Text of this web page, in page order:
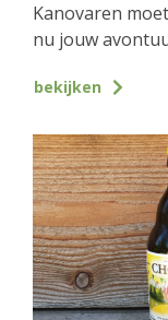
Kanovaren
nu jouw
bekijken